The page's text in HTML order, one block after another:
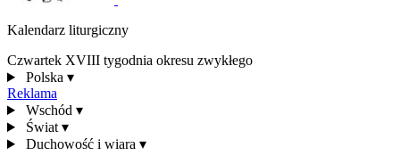
Kalendarz liturgiczny
Czwartek XVIII tygodnia okresu zwykłego
Polska ▾
Reklama
Wschód ▾
Świat ▾
Duchowość i wiara ▾